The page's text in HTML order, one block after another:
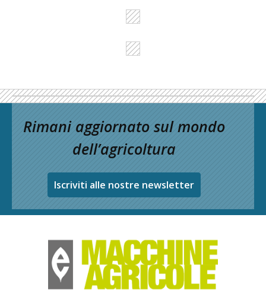
Rimani aggiornato sul mondo
dell’agricoltura
Iscriviti alle nostre newsletter